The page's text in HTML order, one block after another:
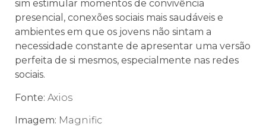
sim estimular momentos de convivência
presencial, conexões sociais mais saudáveis e
ambientes em que os jovens não sintam a
necessidade constante de apresentar uma versão
perfeita de si mesmos, especialmente nas redes
sociais.
Fonte: Axios
Imagem: Magnific